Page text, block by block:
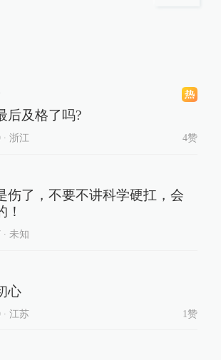
后及格了吗?
∙ 浙江 4赞
伤了，不要不讲科学硬扛，会
！
∙ 未知
心
∙ 江苏 1赞